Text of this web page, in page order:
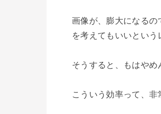
画像が、膨大になる
を考えてもいいという
そうすると、もはやめ
こういう効率って、非